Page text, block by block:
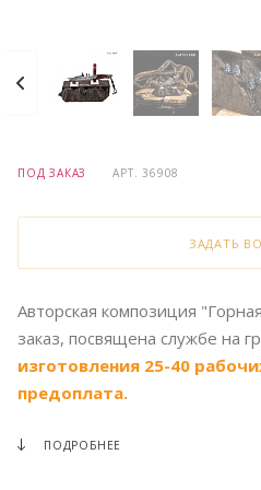
ПОД ЗАКАЗ АРТ.36908
ЗАДАТЬ
Авторская композиция
заказ, посвящена службе на
изготовления 25-40
предоплата.
ПОДРОБНЕЕ